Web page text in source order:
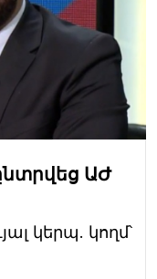
ԱԺ
կերպ. կողմ՝